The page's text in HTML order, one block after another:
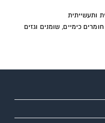
ותעשייתית
כימיים, שומנים וגזים